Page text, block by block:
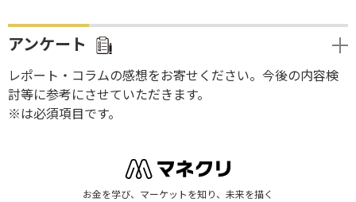
アンケート
レポート・コラムの感想をお寄せください。今後の内容検
討等に参考にさせていただきます。
※は必須項目です。
お金を学び、マーケットを知り、未来を描く